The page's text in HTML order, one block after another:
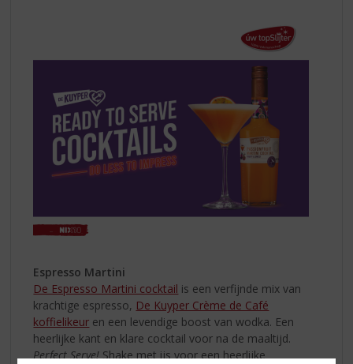
Espresso Martini
De Espresso Martini cocktail is een verfijnde mix van
krachtige espresso, De Kuyper Crème de Café
koffielikeur en een levendige boost van wodka. Een
heerlijke kant en klare cocktail voor na de maaltijd.
Perfect Serve!Shake met ijs voor een heerlijke